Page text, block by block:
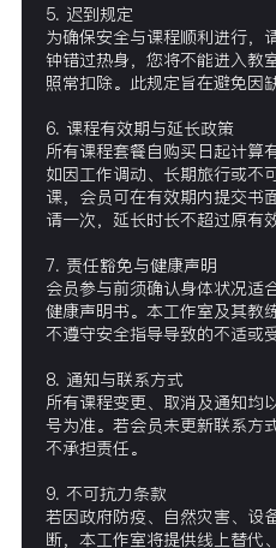
5. 迟到规定
为确保安全与课程顺利进行，
钟错过热身，您将不能进入教
照常扣除。此规定旨在避免因
6. 课程有效期与延长政策
所有课程套餐自购买日起计算
如因工作调动、长期旅行或不
课，会员可在有效期内提交书
请一次，延长时长不超过原有
7. 责任豁免与健康声明
会员参与前须确认身体状况适
健康声明书。本工作室及其教
不遵守安全指导导致的不适或
8. 通知与联系方式
所有课程变更、取消及通知均
号为准。若会员未更新联系方
不承担责任。
9. 不可抗力条款
若因政府防疫、自然灾害、设
断，本工作室将提供线上替代